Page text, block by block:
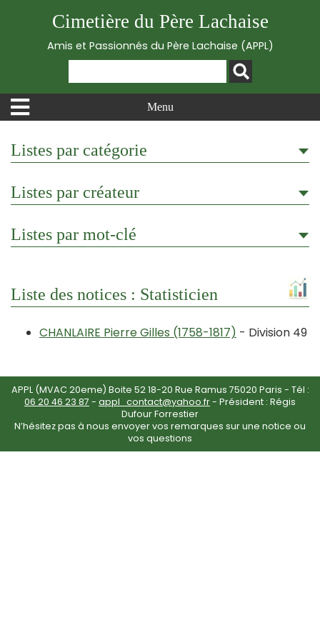
Cimetière du Père Lachaise
Amis et Passionnés du Père Lachaise (APPL)
Menu
Listes par catégorie
Listes par créateur
Listes par mot-clé
Liste des notices : Statisticien
CHANLAIRE Pierre Gilles (1758-1817) - Division 49
APPL (MVAC 20eme) Boite 52 18-20 Rue Ramus 75020 Paris - Tél :
06 20 46 23 87 - appl_contact@yahoo.fr- Président : Régis
Dufour Forrestier
N’hésitez pas à nous envoyer vos remarques sur une notice ou
vos questions